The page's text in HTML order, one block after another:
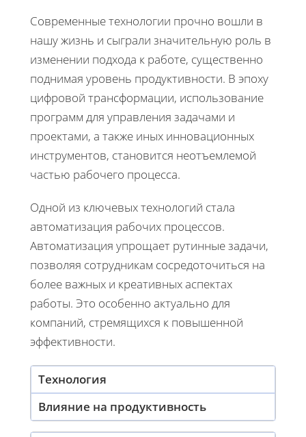
Современные технологии прочно вошли в
нашу жизнь и сыграли значительную роль в
изменении подхода к работе, существенно
поднимая уровень продуктивности. В эпоху
цифровой трансформации, использование
программ для управления задачами и
проектами, а также иных инновационных
инструментов, становится неотъемлемой
частью рабочего процесса.
Одной из ключевых технологий стала
автоматизация рабочих процессов.
Автоматизация упрощает рутинные задачи,
позволяя сотрудникам сосредоточиться на
более важных и креативных аспектах
работы. Это особенно актуально для
компаний, стремящихся к повышенной
эффективности.
Технология
Влияние на продуктивность